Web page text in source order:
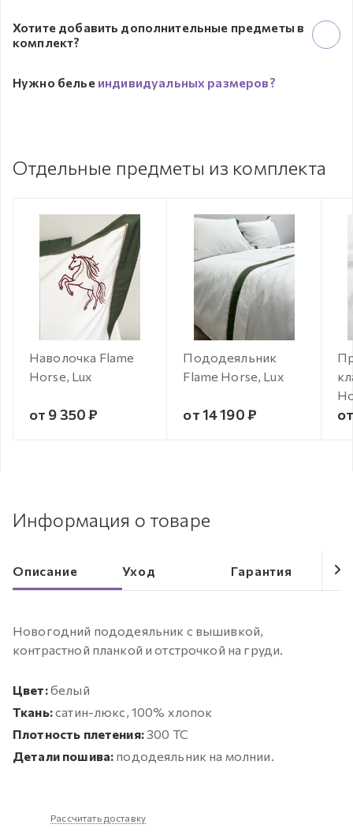
Хотите добавить дополнительные предметы в
комплект?
Нужно белье индивидуальных размеров?
Отдельные предметы из комплекта
Наволочка Flame
Horse, Lux
от 9 350 ₽
Пододеяльник
Flame Horse, Lux
от 14 190 ₽
Информация о товаре
Описание Уход Гарантия
Новогодний пододеяльник с вышивкой,
контрастной планкой и отстрочкой на груди.
Цвет:белый
Ткань:сатин-люкс, 100% хлопок
Плотность плетения:300 ТС
Детали пошива: пододеяльник на молнии.
Рассчитать доставку